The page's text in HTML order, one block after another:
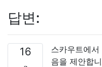
답변:
16
스카우트에
음을 제안합